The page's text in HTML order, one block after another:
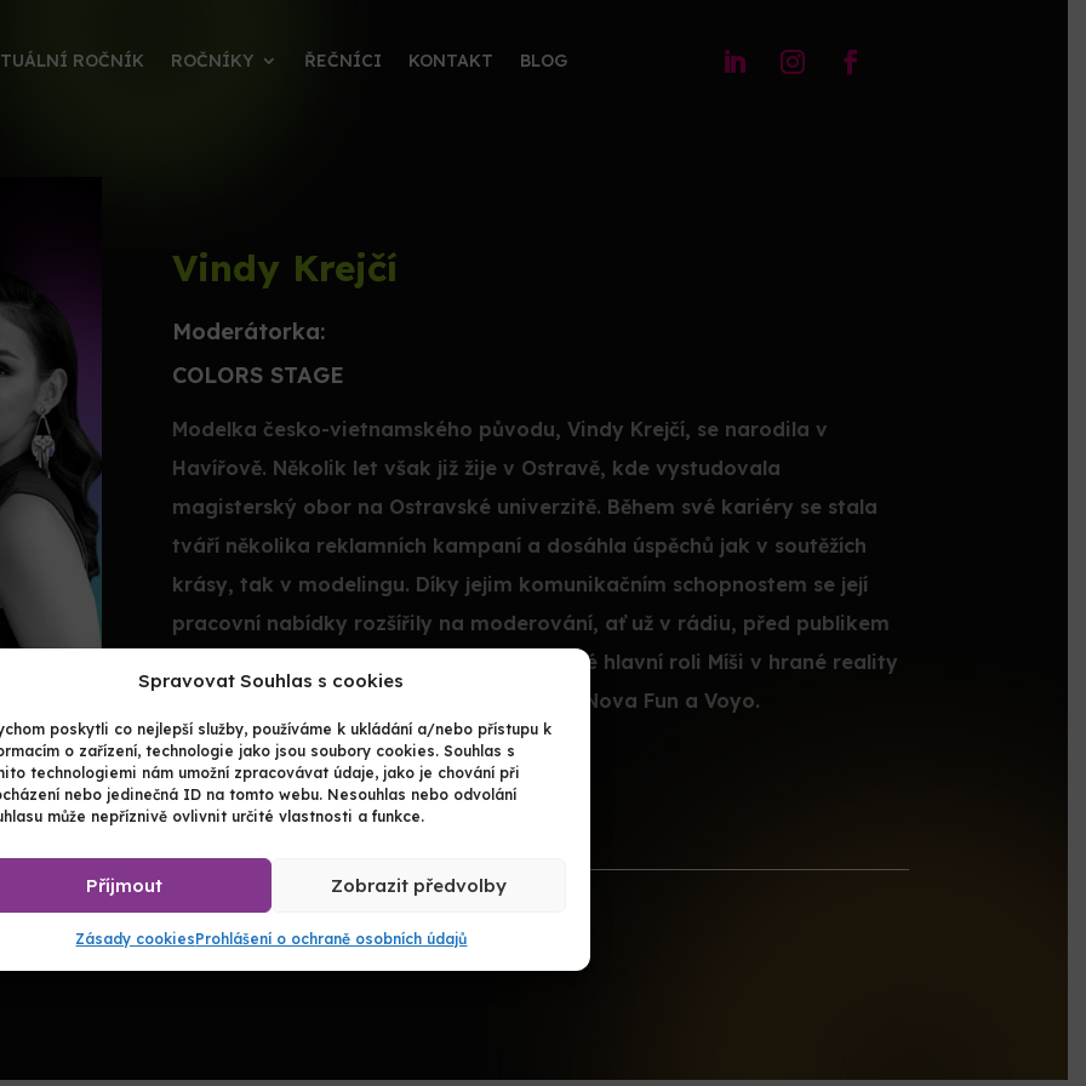
Spravovat Souhlas s cookies
poskytli co nejlepší služby, používáme k ukládání a/nebo přístupu k
o zařízení, technologie jako jsou soubory cookies. Souhlas s
technologiemi nám umožní zpracovávat údaje, jako je chování při
nebo jedinečná ID na tomto webu. Nesouhlas nebo odvolání
může nepříznivě ovlivnit určité vlastnosti a funkce.
Příjmout Zobrazit předvolby
Zásady cookiesProhlášení o ochraně osobních údajů
ROČNÍK ROČNÍKY ŘEČNÍCI KONTAKT BLOG
Vindy Krejčí
Moderátorka:
COLORS STAGE
Modelka česko-vietnamského původu, Vindy Krejčí, se narodila v
Havířově. Několik let však již žije v Ostravě, kde vystudovala
magisterský obor na Ostravské univerzitě. Během své kariéry se stala
tváří několika reklamních kampaní a dosáhla úspěchů jak v soutěžích
krásy, tak v modelingu. Díky jejim komunikačním schopnostem se její
pracovní nabídky rozšířily na moderování, ať už v rádiu, před publikem
či před kamerou. V roce 2022 získala také hlavní roli Míši v hrané reality
show Praha Den&Noc ve spolupráci s TV Nova Fun a Voyo.